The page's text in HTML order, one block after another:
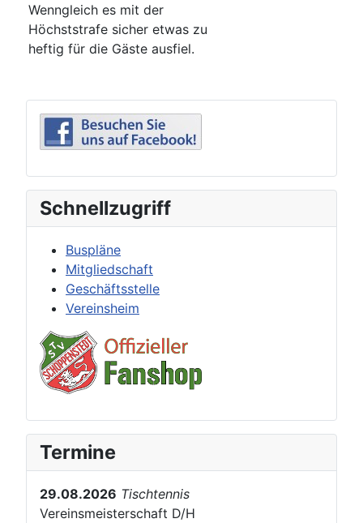
Wenngleich es mit der
Höchststrafe sicher etwas zu
heftig für die Gäste ausfiel.
Schnellzugriff
Buspläne
Mitgliedschaft
Geschäftsstelle
Vereinsheim
Termine
29.08.2026 Tischtennis
Vereinsmeisterschaft D/H